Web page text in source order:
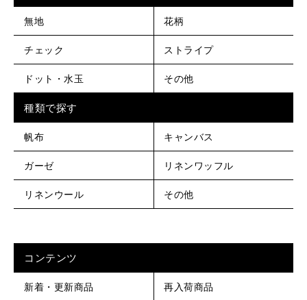
無地 花柄
チェック ストライプ
ドット・水玉 その他
種類で探す
帆布 キャンバス
ガーゼ リネンワッフル
リネンウール その他
コンテンツ
新着・更新商品 再入荷商品